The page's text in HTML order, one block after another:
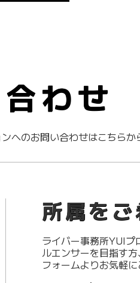
わせ
へのお問い合わせはこちらか
所属を
ライバー事務所YUIプ
ルエンサーを目指す
フォームよりお気軽